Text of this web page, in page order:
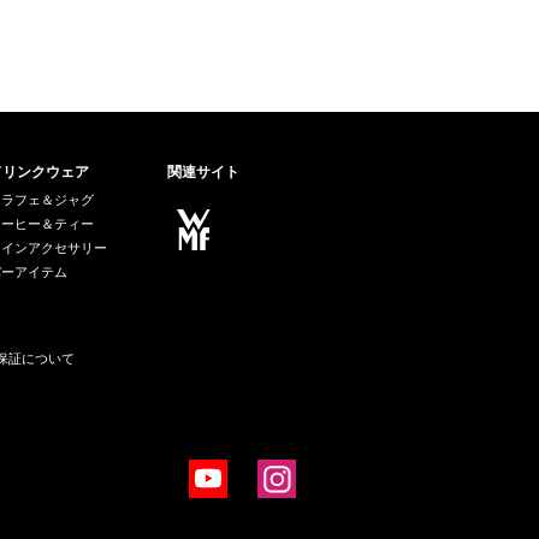
ンクウェア
フェ＆ジャグ
ヒー＆ティー
ンアクセサリー
アイテム
証について
関連サイト